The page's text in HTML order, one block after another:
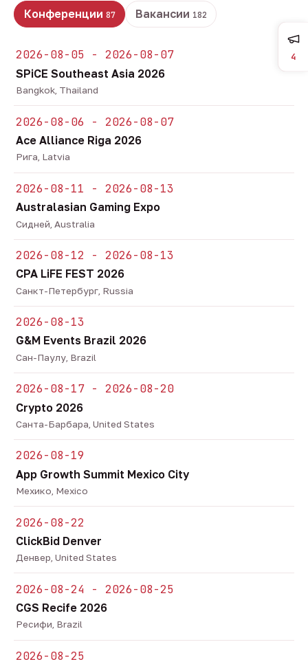
Конференции 87 Вакансии 182
2026-08-05 - 2026-08-07
SPiCE Southeast Asia 2026
Bangkok, Thailand
2026-08-06 - 2026-08-07
Ace Alliance Riga 2026
Рига, Latvia
2026-08-11 - 2026-08-13
Australasian Gaming Expo
Сидней, Australia
2026-08-12 - 2026-08-13
CPA LiFE FEST 2026
Санкт-Петербург, Russia
2026-08-13
G&M Events Brazil 2026
Сан-Паулу, Brazil
2026-08-17 - 2026-08-20
Crypto 2026
Санта-Барбара, United States
2026-08-19
App Growth Summit Mexico City
Мехико, Mexico
2026-08-22
ClickBid Denver
Денвер, United States
2026-08-24 - 2026-08-25
CGS Recife 2026
Ресифи, Brazil
2026-08-25
4